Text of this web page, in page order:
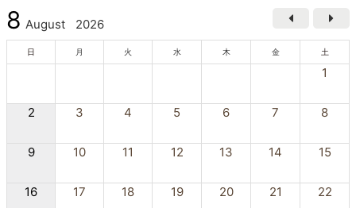
8 August 2026
日 月 火 水 木 金 土
1
2 3 4 5 6 7 8
9 10 11 12 13 14 15
16 17 18 19 20 21 22